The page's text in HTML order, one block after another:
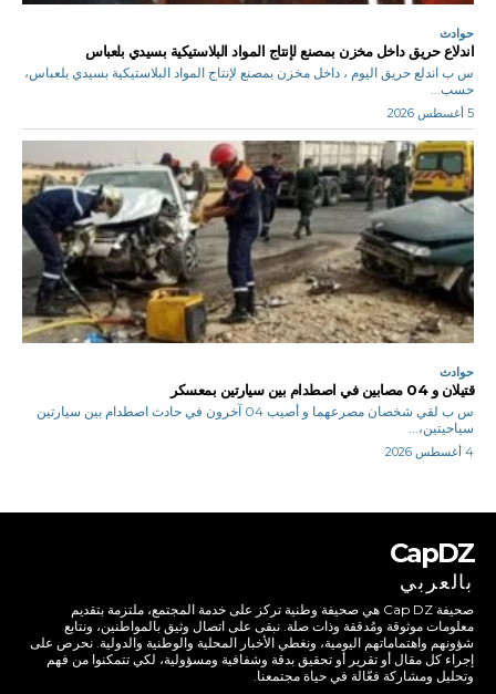
حوادث
اندلاع حريق داخل مخزن بمصنع لإنتاج المواد البلاستيكية بسيدي بلعباس
س ب اندلع حريق اليوم ، داخل مخزن بمصنع لإنتاج المواد البلاستيكية بسيدي بلعباس،
حسب...
5 أغسطس 2026
حوادث
قتيلان و 04 مصابين في اصطدام بين سيارتين بمعسكر
س ب لقي شخصان مصرعهما و أصيب 04 آخرون في حادث اصطدام بين سيارتين
سياحيتين،...
4 أغسطس 2026
CapDZ
بالعربي
صحيفة Cap DZ هي صحيفة وطنية تركز على خدمة المجتمع، ملتزمة بتقديم
معلومات موثوقة ومُدققة وذات صلة. نبقى على اتصال وثيق بالمواطنين، ونتابع
شؤونهم واهتماماتهم اليومية، ونغطي الأخبار المحلية والوطنية والدولية. نحرص على
إجراء كل مقال أو تقرير أو تحقيق بدقة وشفافية ومسؤولية، لكي تتمكنوا من فهم
وتحليل ومشاركة فعّالة في حياة مجتمعنا.